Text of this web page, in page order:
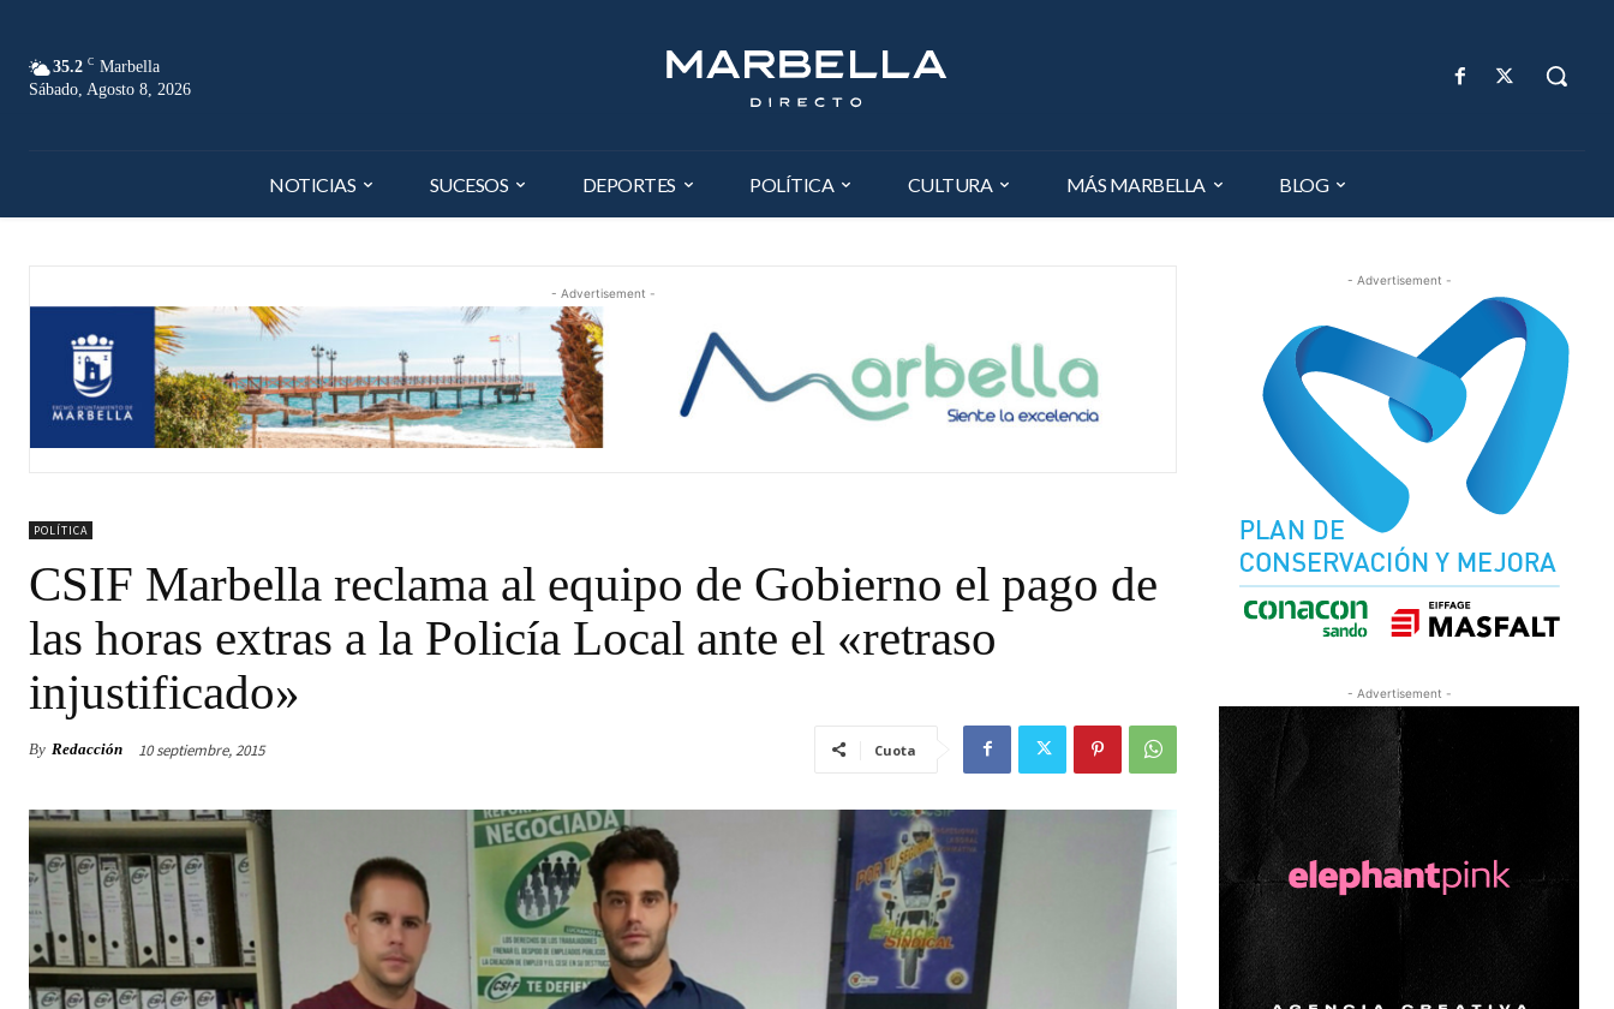
35.2 C Marbella
Sábado, Agosto 8, 2026
NOTICIAS SUCESOS DEPORTES POLÍTICA CULTURA MÁS MARBELLA BLOG
- Advertisement -
POLÍTICA
CSIF Marbella reclama al equipo de Gobierno el pago de
las horas extras a la Policía Local ante el «retraso
injustificado»
By Redacción 10 septiembre, 2015 Cuota
- Advertisement -
- Advertisement -